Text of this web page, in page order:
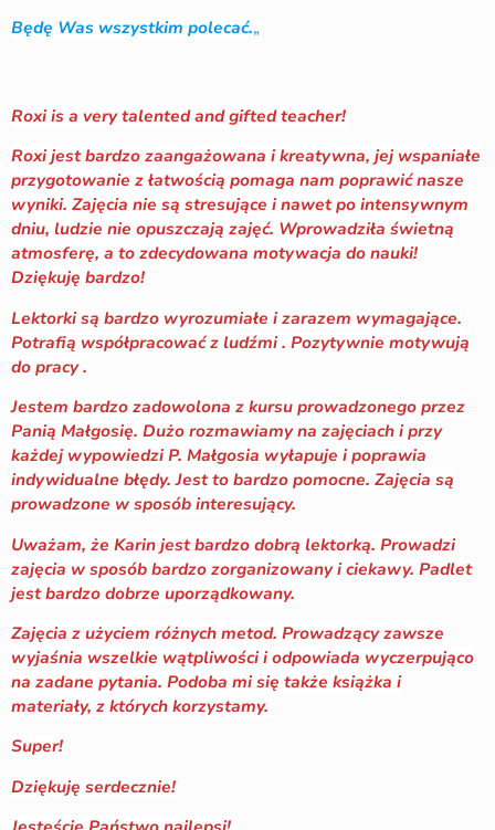
Będę Was wszystkim polecać.„
Roxi is a very talented and gifted teacher!
Roxi jest bardzo zaangażowana i kreatywna, jej wspaniałe
przygotowanie z łatwością pomaga nam poprawić nasze
wyniki. Zajęcia nie są stresujące i nawet po intensywnym
dniu, ludzie nie opuszczają zajęć. Wprowadziła świetną
atmosferę, a to zdecydowana motywacja do nauki!
Dziękuję bardzo!
Lektorki są bardzo wyrozumiałe i zarazem wymagające.
Potrafią współpracować z ludźmi . Pozytywnie motywują
do pracy .
Jestem bardzo zadowolona z kursu prowadzonego przez
Panią Małgosię. Dużo rozmawiamy na zajęciach i przy
każdej wypowiedzi P. Małgosia wyłapuje i poprawia
indywidualne błędy. Jest to bardzo pomocne. Zajęcia są
prowadzone w sposób interesujący.
Uważam, że Karin jest bardzo dobrą lektorką. Prowadzi
zajęcia w sposób bardzo zorganizowany i ciekawy. Padlet
jest bardzo dobrze uporządkowany.
Zajęcia z użyciem różnych metod. Prowadzący zawsze
wyjaśnia wszelkie wątpliwości i odpowiada wyczerpująco
na zadane pytania. Podoba mi się także książka i
materiały, z których korzystamy.
Super!
Dziękuję serdecznie!